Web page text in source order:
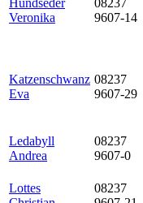
Hundseder
Veronika
08237
9607-14
Katzenschwanz
Eva
08237
9607-29
Ledabyll
Andrea
08237
9607-0
Lottes
08237